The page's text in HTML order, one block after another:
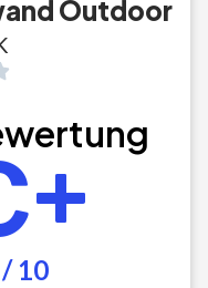
Outdoor
10